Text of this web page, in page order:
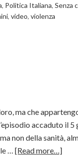
, Politica Italiana, Senza
, video, violenza
ma che
accaduto il
non della sanità,
… [Read more…]